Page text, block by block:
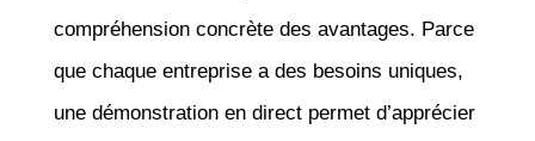
compréhension concrète des avantages. Parce
que chaque entreprise a des besoins uniques,
une démonstration en direct permet d’apprécier